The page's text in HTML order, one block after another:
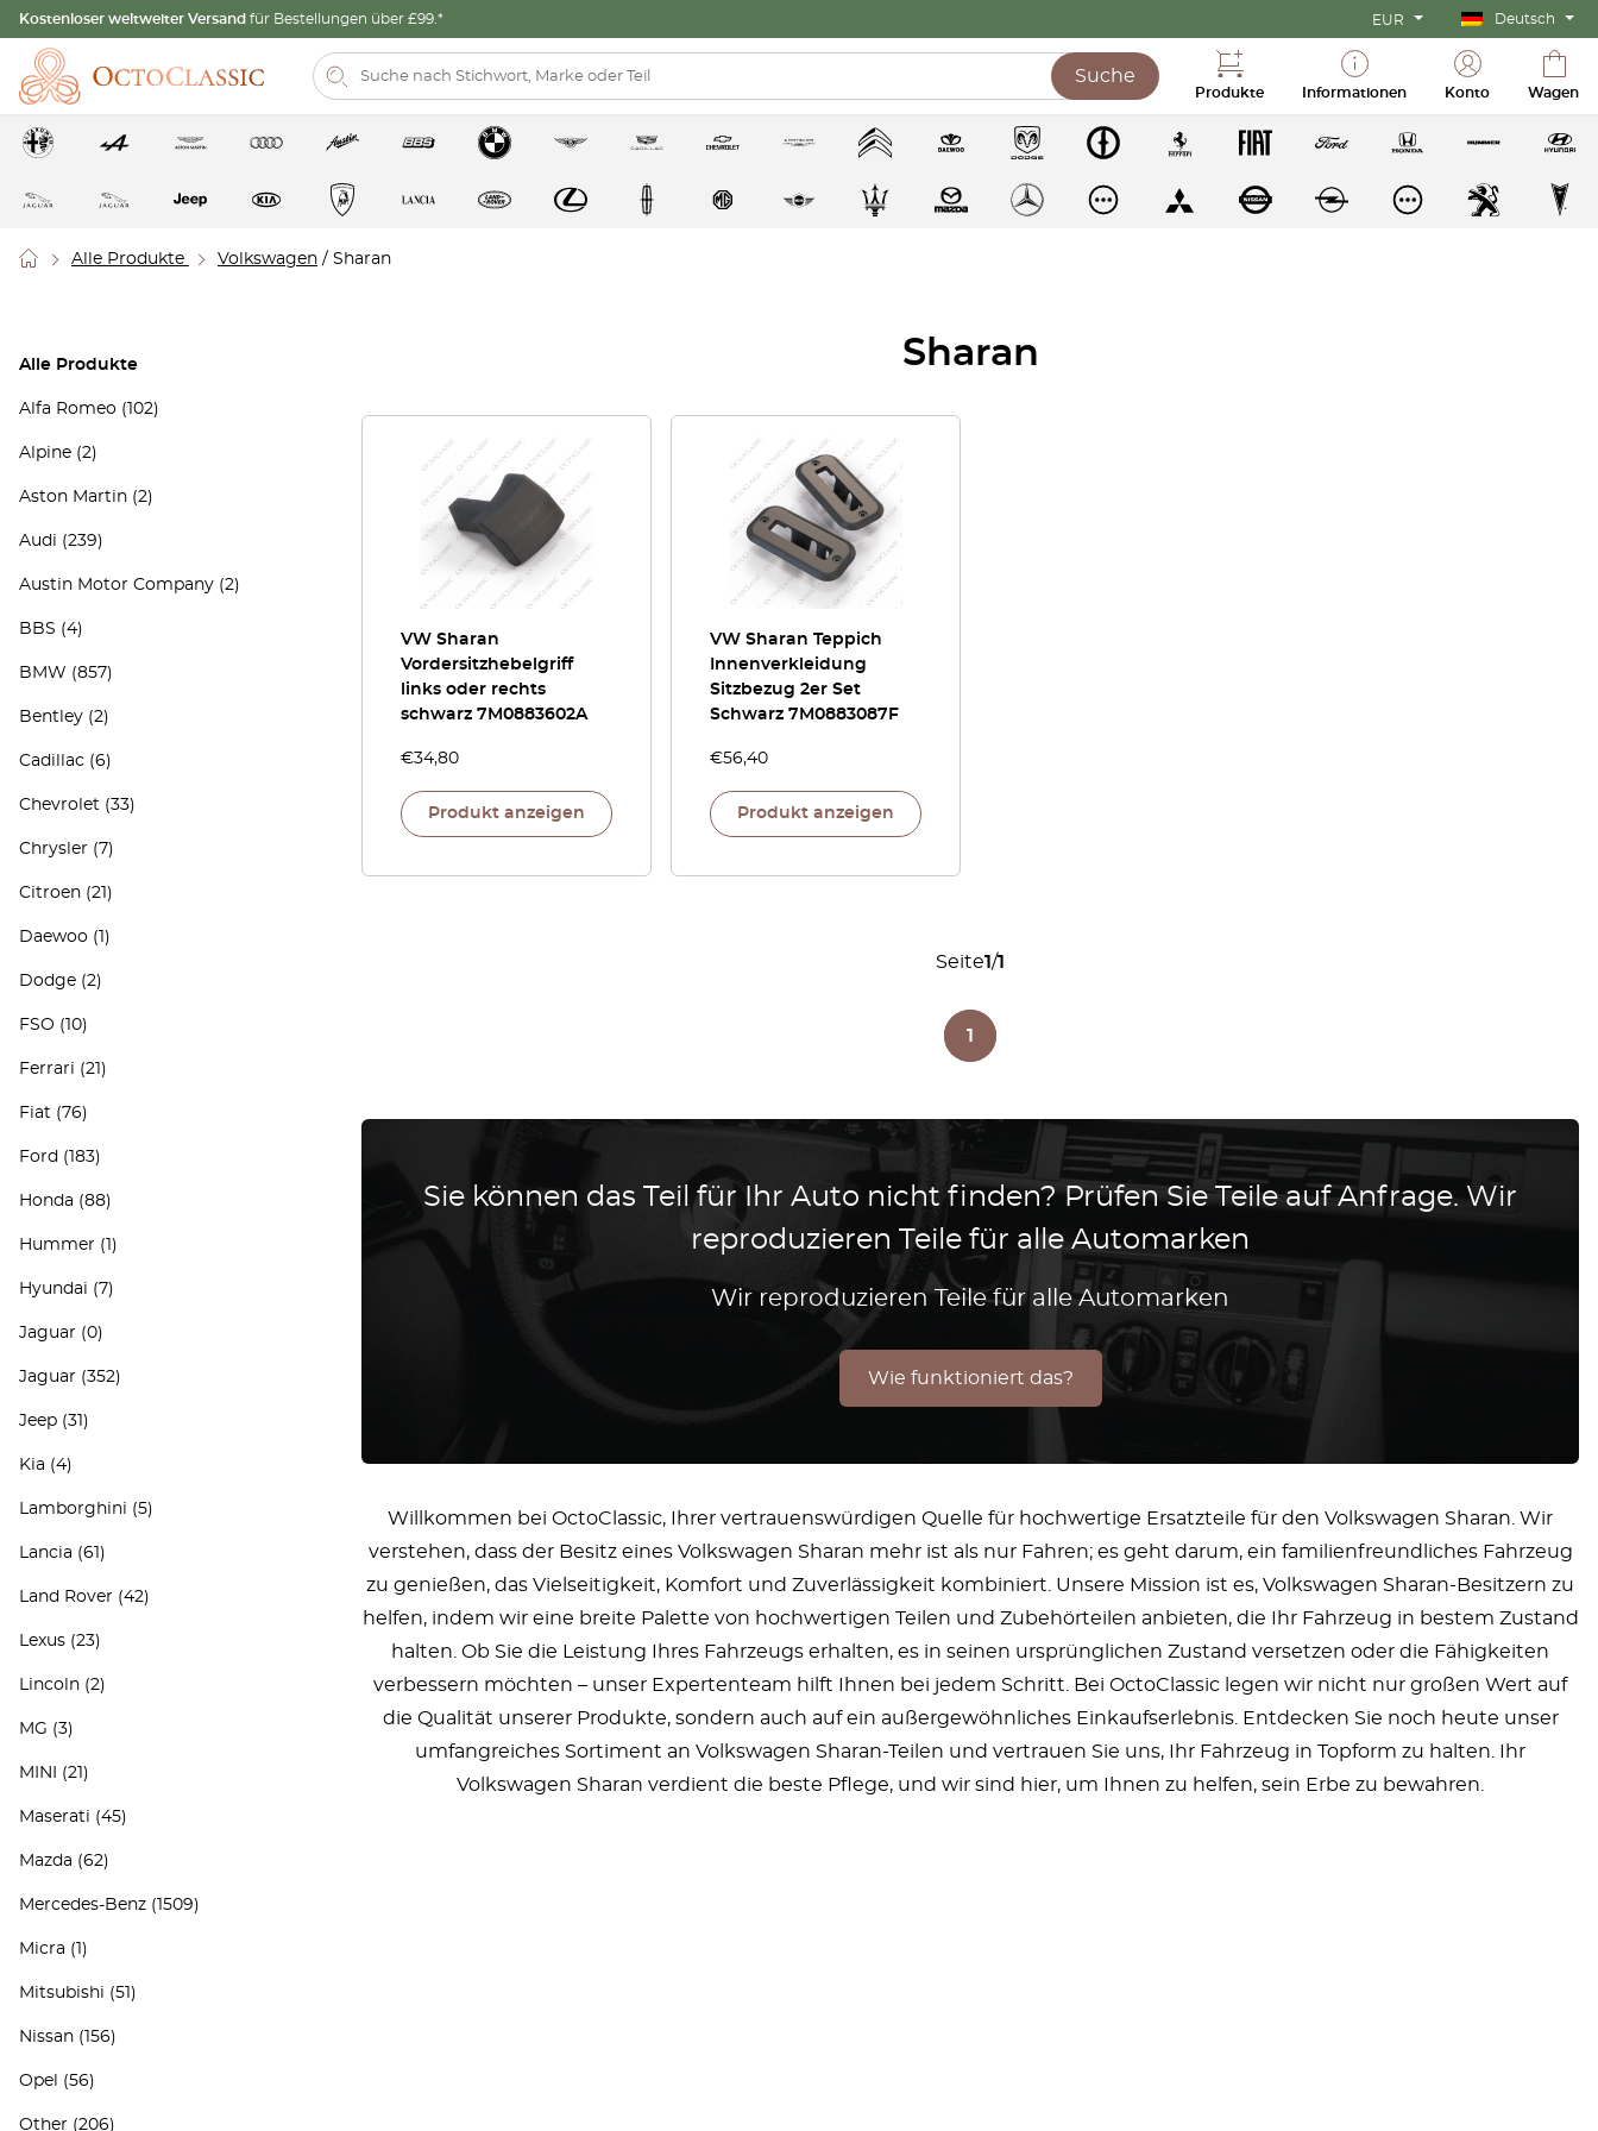
Kostenloser weltweiter Versand für Bestellungen über £99.* EUR Deutsch
Suche
Produkte Informationen Konto Wagen
Alle Produkte Volkswagen / Sharan
Alle Produkte
Alfa Romeo (102)
Alpine (2)
Aston Martin (2)
Audi (239)
Austin Motor Company (2)
BBS (4)
BMW (857)
Bentley (2)
Cadillac (6)
Chevrolet (33)
Chrysler (7)
Citroen (21)
Daewoo (1)
Dodge (2)
FSO (10)
Ferrari (21)
Fiat (76)
Ford (183)
Honda (88)
Hummer (1)
Hyundai (7)
Jaguar (0)
Jaguar (352)
Jeep (31)
Kia (4)
Lamborghini (5)
Lancia (61)
Land Rover (42)
Lexus (23)
Lincoln (2)
MG (3)
MINI (21)
Maserati (45)
Mazda (62)
Mercedes-Benz (1509)
Micra (1)
Mitsubishi (51)
Nissan (156)
Opel (56)
Other (206)
Sharan
VW Sharan
Vordersitzhebelgriff
links oder rechts
schwarz 7M0883602A
€34,80
Produkt anzeigen
VW Sharan Teppich
Innenverkleidung
Sitzbezug 2er Set
Schwarz 7M0883087F
€56,40
Produkt anzeigen
Seite1/1
1
Sie können das Teil für Ihr Auto nicht finden? Prüfen Sie Teile auf Anfrage. Wir
reproduzieren Teile für alle Automarken
Wir reproduzieren Teile für alle Automarken
Wie funktioniert das?
Willkommen bei OctoClassic, Ihrer vertrauenswürdigen Quelle für hochwertige Ersatzteile für den Volkswagen Sharan. Wir
verstehen, dass der Besitz eines Volkswagen Sharan mehr ist als nur Fahren; es geht darum, ein familienfreundliches Fahrzeug
zu genießen, das Vielseitigkeit, Komfort und Zuverlässigkeit kombiniert. Unsere Mission ist es, Volkswagen Sharan-Besitzern zu
helfen, indem wir eine breite Palette von hochwertigen Teilen und Zubehörteilen anbieten, die Ihr Fahrzeug in bestem Zustand
halten. Ob Sie die Leistung Ihres Fahrzeugs erhalten, es in seinen ursprünglichen Zustand versetzen oder die Fähigkeiten
verbessern möchten – unser Expertenteam hilft Ihnen bei jedem Schritt. Bei OctoClassic legen wir nicht nur großen Wert auf
die Qualität unserer Produkte, sondern auch auf ein außergewöhnliches Einkaufserlebnis. Entdecken Sie noch heute unser
umfangreiches Sortiment an Volkswagen Sharan-Teilen und vertrauen Sie uns, Ihr Fahrzeug in Topform zu halten. Ihr
Volkswagen Sharan verdient die beste Pflege, und wir sind hier, um Ihnen zu helfen, sein Erbe zu bewahren.